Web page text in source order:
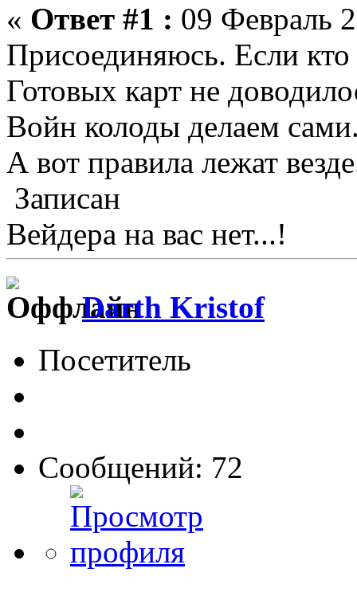
« Ответ #1 : 09 Февраль
Присоединяюсь. Если кто
Готовых карт не
Войн колоды делаем
А вот правила лежат
Записан
Вейдера на вас нет...!
Darth Kristof
Посетитель
Сообщений: 72